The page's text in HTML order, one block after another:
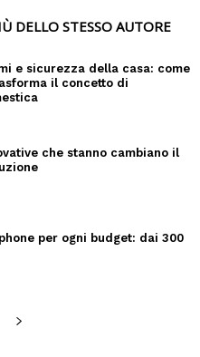
DELLO STESSO AUTORE
e sicurezza della casa: come
il concetto di
che stanno cambiano il
per ogni budget: dai 300